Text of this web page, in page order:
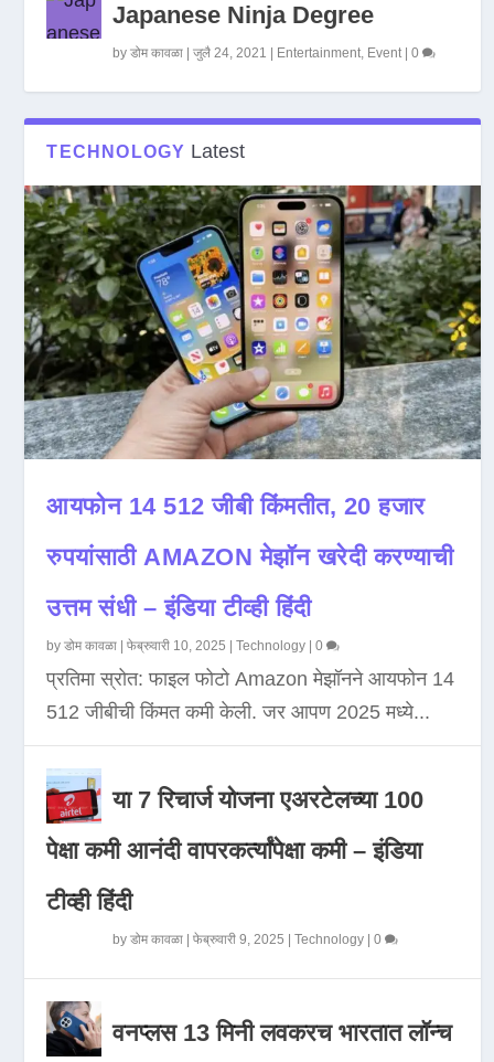
Japanese Ninja Degree
byडोम कावळा |जुलै 24, 2021 Entertainment, Event|0
TECHNOLOGY Latest
आयफोन 14 512 जीबी किंमतीत, 20 हजार
रुपयांसाठी AMAZON मेझॉन खरेदी करण्याची
उत्तम संधी – इंडिया टीव्ही हिंदी
byडोम कावळा |फेब्रुवारी 10, 2025 |Technology |0
प्रतिमा स्रोत: फाइल फोटो Amazon मेझॉनने आयफोन 14
512 जीबीची किंमत कमी केली. जर आपण 2025 मध्ये...
या 7 रिचार्ज योजना एअरटेलच्या 100
पेक्षा कमी आनंदी वापरकर्त्यांपेक्षा कमी – इंडिया
टीव्ही हिंदी
byडोम कावळा |फेब्रुवारी 9, 2025 |Technology |0
वनप्लस 13 मिनी लवकरच भारतात लॉन्च